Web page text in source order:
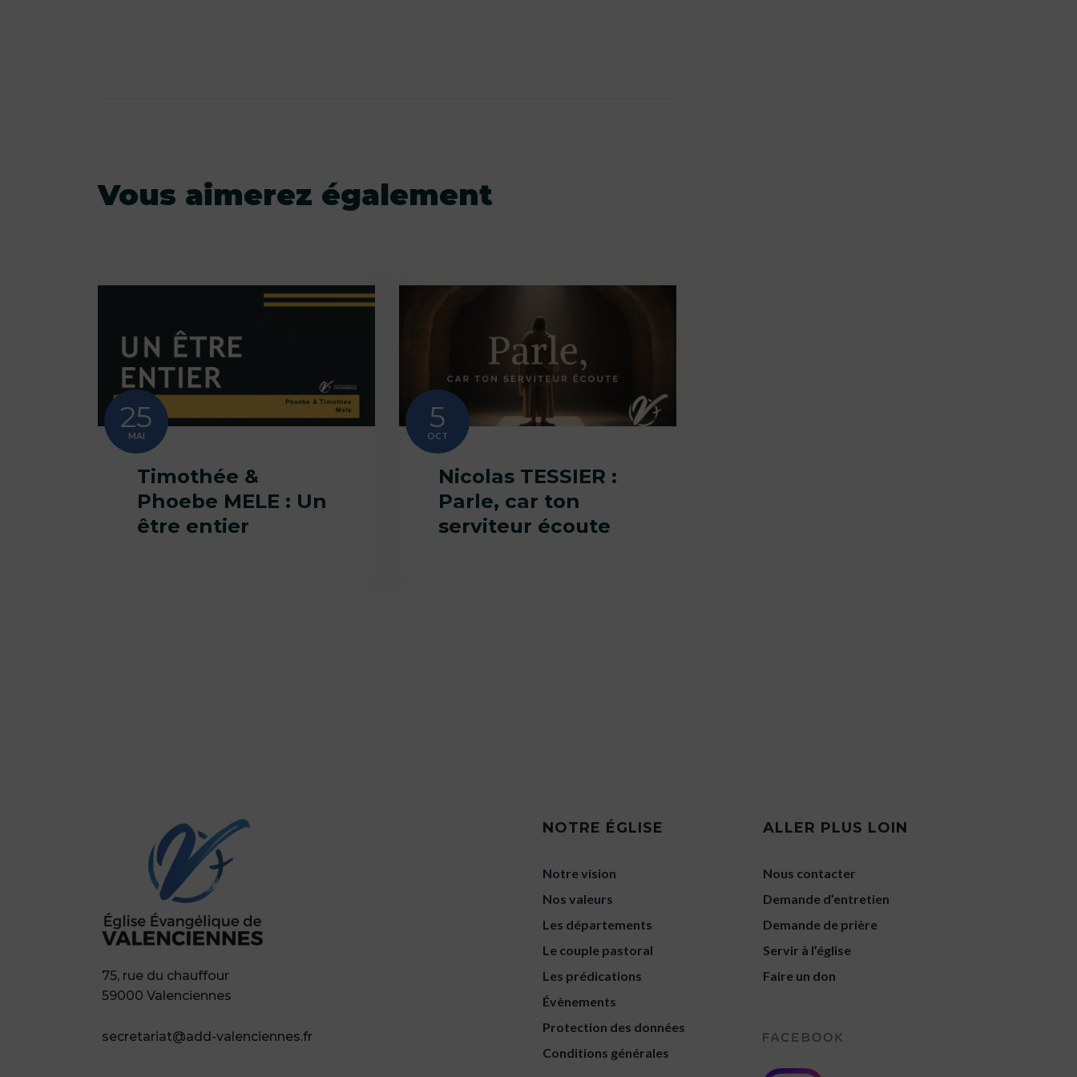
Vous aimerez également
25
MAI
Timothée &
Phoebe MELE : Un
être entier
5
OCT
Nicolas TESSIER :
Parle, car ton
serviteur écoute
75, rue du chauffour
59000 Valenciennes
secretariat@add-valenciennes.fr
NOTRE ÉGLISE
Notre vision
Nos valeurs
Les départements
Le couple pastoral
Les prédications
Évènements
Protection des données
Conditions générales
ALLER PLUS LOIN
Nous contacter
Demande d’entretien
Demande de prière
Servir à l’église
Faire un don